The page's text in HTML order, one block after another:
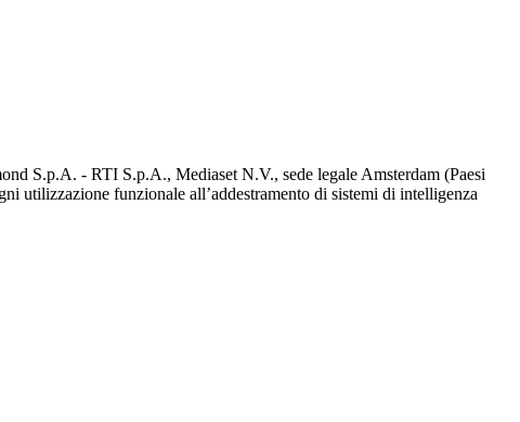
S.p.A. - RTI S.p.A., Mediaset N.V., sede legale Amsterdam (Paesi
utilizzazione funzionale all’addestramento di sistemi di intelligenza